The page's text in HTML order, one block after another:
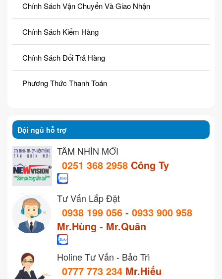
Chính Sách Vận Chuyển Và Giao Nhận
Chính Sách Kiểm Hàng
Chính Sách Đổi Trả Hàng
Phương Thức Thanh Toán
Đội ngũ hỗ trợ
TẦM NHÌN MỚI
0251 368 2958 Công Ty
Tư Vấn Lắp Đặt
0938 199 056 - 0933 900 958
Mr.Hùng - Mr.Quân
Holine Tư Vấn - Bảo Trì
0777 773 234 Mr.Hiếu